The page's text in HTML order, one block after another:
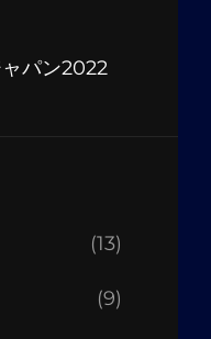
パン2022
(13)
(9)